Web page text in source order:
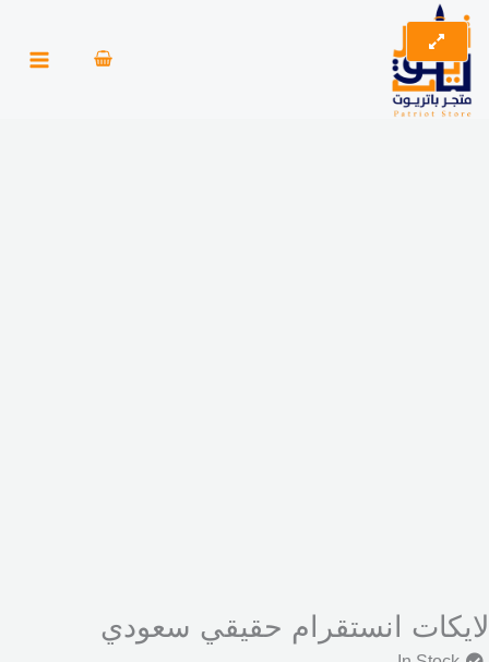
تخطي
إلى
المحتوى
لايكات انستقرام حقيقي سعودي